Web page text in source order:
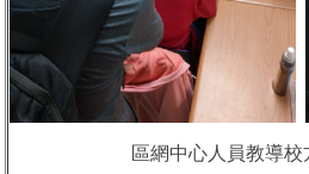
區網中心人員教導